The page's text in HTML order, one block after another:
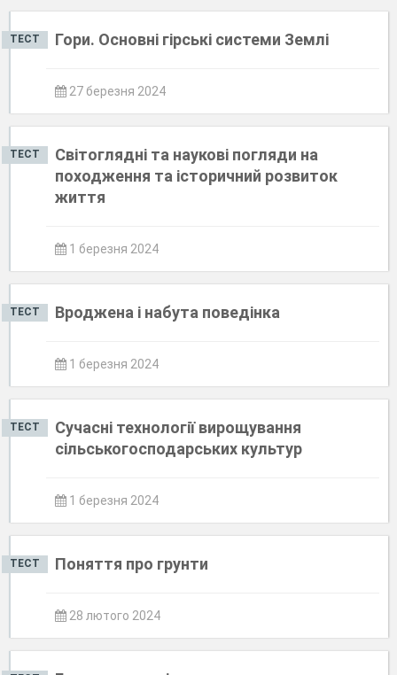
ТЕСТ Гори. Основні гірські системи Землі
27 березня 2024
ТЕСТ
Світоглядні та наукові погляди на
походження та історичний розвиток
життя
1 березня 2024
ТЕСТ Вроджена і набута поведінка
1 березня 2024
ТЕСТ
Сучасні технології вирощування
сільськогосподарських культур
1 березня 2024
ТЕСТ Поняття про грунти
28 лютого 2024